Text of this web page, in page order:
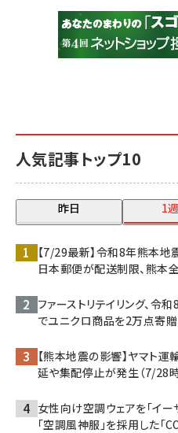
人気記事トップ10
昨日 1
【7/29最新】令和8年熊本地
日本郵便が配送制限、熊本
ファーストリテイリング、
でユニクロ商品を2万点寄
【熊本地震の影響】ヤマト
延や集配停止が発生（7/28時
女性向け空調ウェアを「イー
「空調風神服」を採用した「